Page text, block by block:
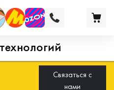
Связаться с
нами